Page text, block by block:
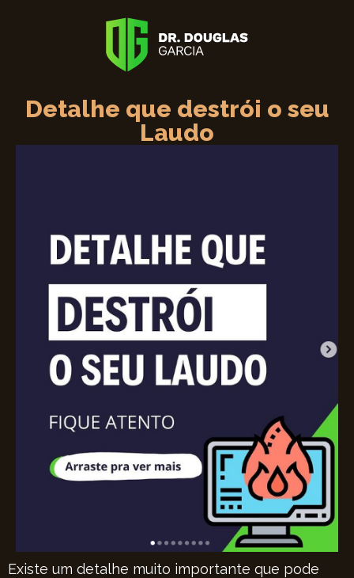
Detalhe que destrói o seu
Laudo
Existe um detalhe muito importante que pode